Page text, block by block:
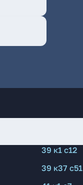
39 к1 с12
39 к37 с51